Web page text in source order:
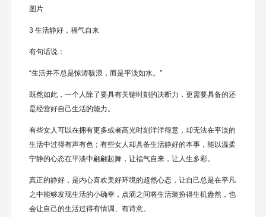
图片
3 生活静好，福气自来
有句话说：
“生活并不总是惊涛骇浪，而是平淡如水。”
既然如此，一个人除了要具有关键时刻的决断力，更需要具备的还
是经营好自己生活的能力。
有些女人可以在拥有更多或者高光时刻洋洋得意，却无法在平淡的
生活中过得有声有色；有些女人却具备生活静好的本事，能以温柔
宁静的心态在平淡中翩翩起舞，让福气自来，让人生多彩。
真正的静好，是内心喜欢美好环境的超然心态，让自己总是在平凡
之中能够发现生活的小确幸，点滴之间将生活装扮得生机盎然，也
会让自己的生活过得有情调、有诗意。